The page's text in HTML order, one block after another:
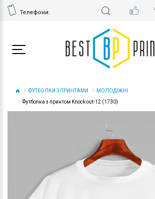
Телефони:
ФУТБОЛКИ З ПРИНТАМИ
МОЛОДІЖНІ
Футболка з принтом Knock out-12 (1730)